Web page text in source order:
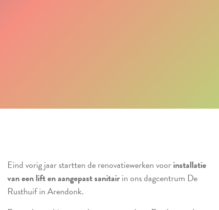
Eind vorig jaar startten de renovatiewerken voorinstallatie
van een lift en aangepast sanitairin ons dagcentrum De
Rusthuif in Arendonk.